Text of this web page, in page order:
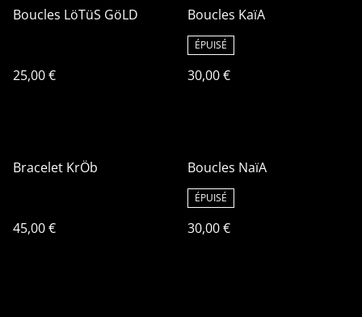
Boucles LöTüS GöLD
25,00 €
Boucles KaïA
ÉPUISÉ
30,00 €
Bracelet KrÖb
45,00 €
Boucles NaïA
ÉPUISÉ
30,00 €